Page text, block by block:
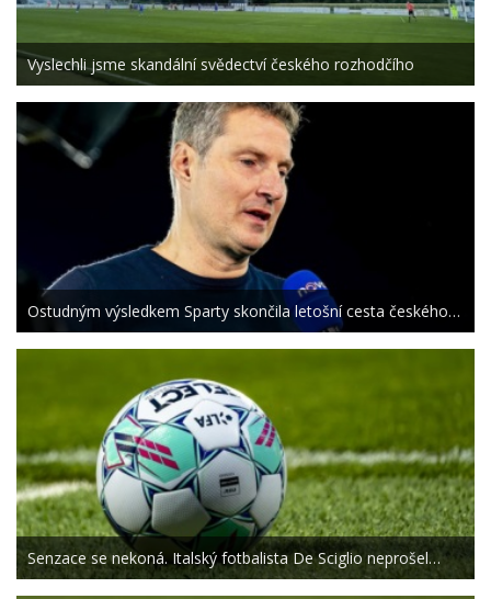
Vyslechli jsme skandální svědectví českého rozhodčího
Ostudným výsledkem Sparty skončila letošní cesta českého…
Senzace se nekoná. Italský fotbalista De Sciglio neprošel…